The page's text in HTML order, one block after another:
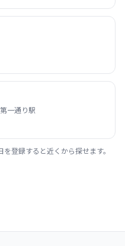
一通り駅
登録すると近くから探せます。